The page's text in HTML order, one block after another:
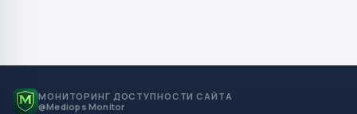
МОНИТОРИНГ ДОСТУПНОСТИ САЙТА
@Mediops Monitor